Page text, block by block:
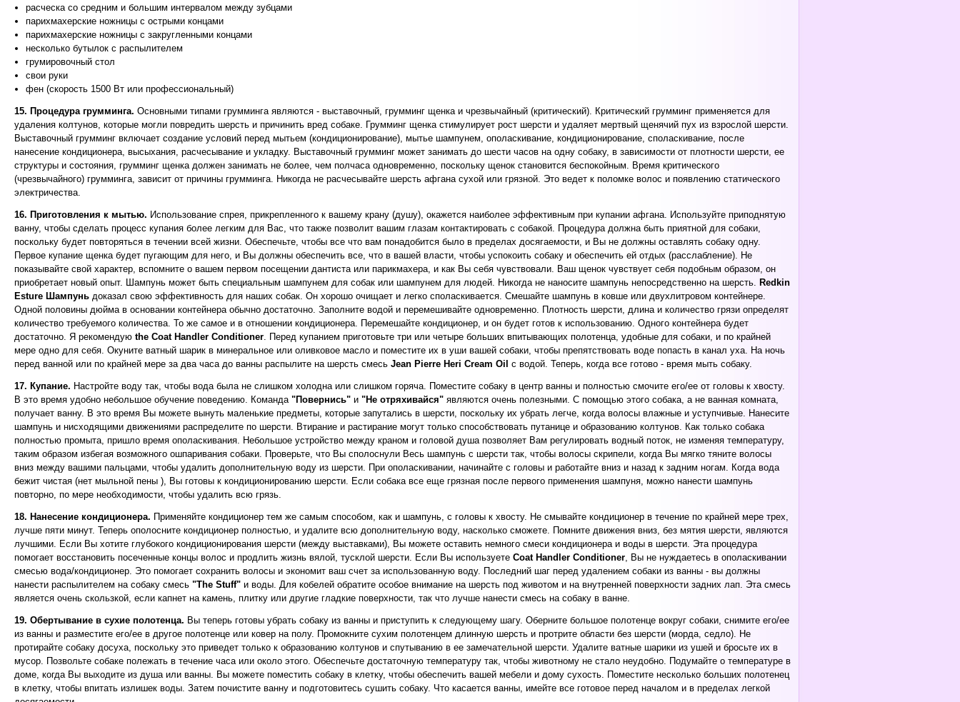
расческа со средним и большим интервалом между зубцами
парихмахерские ножницы с острыми концами
парихмахерские ножницы с закругленными концами
несколько бутылок с распылителем
грумировочный стол
свои руки
фен (скорость 1500 Вт или профессиональный)
15. Процедура грумминга. Основными типами грумминга являются - выставочный, грумминг щенка и чрезвычайный (критический). Критический грумминг применяется для
удаления колтунов, которые могли повредить шерсть и причинить вред собаке. Грумминг щенка стимулирует рост шерсти и удаляет мертвый щенячий пух из взрослой шерсти.
Выставочный грумминг включает создание условий перед мытьем (кондиционирование), мытье шампунем, ополаскивание, кондиционирование, споласкивание, после
нанесение кондиционера, высыхания, расчесывание и укладку. Выставочный грумминг может занимать до шести часов на одну собаку, в зависимости от плотности шерсти, ее
структуры и состояния, грумминг щенка должен занимать не более, чем полчаса одновременно, поскольку щенок становится беспокойным. Время критического
(чрезвычайного) грумминга, зависит от причины грумминга. Никогда не расчесывайте шерсть афгана сухой или грязной. Это ведет к поломке волос и появлению статического
электричества.
16. Приготовления к мытью. Использование спрея, прикрепленного к вашему крану (душу), окажется наиболее эффективным при купании афгана. Используйте приподнятую
ванну, чтобы сделать процесс купания более легким для Вас, что также позволит вашим глазам контактировать с собакой. Процедура должна быть приятной для собаки,
поскольку будет повторяться в течении всей жизни. Обеспечьте, чтобы все что вам понадобится было в пределах досягаемости, и Вы не должны оставлять собаку одну.
Первое купание щенка будет пугающим для него, и Вы должны обеспечить все, что в вашей власти, чтобы успокоить собаку и обеспечить ей отдых (расслабление). Не
показывайте свой характер, вспомните о вашем первом посещении дантиста или парикмахера, и как Вы себя чувствовали. Ваш щенок чувствует себя подобным образом, он
приобретает новый опыт. Шампунь может быть специальным шампунем для собак или шампунем для людей. Никогда не наносите шампунь непосредственно на шерсть. Redkin
Esture Шампунь доказал свою эффективность для наших собак. Он хорошо очищает и легко споласкивается. Смешайте шампунь в ковше или двухлитровом контейнере.
Одной половины дюйма в основании контейнера обычно достаточно. Заполните водой и перемешивайте одновременно. Плотность шерсти, длина и количество грязи определят
количество требуемого количества. То же самое и в отношении кондиционера. Перемешайте кондиционер, и он будет готов к использованию. Одного контейнера будет
достаточно. Я рекомендую the Coat Handler Conditioner. Перед купанием приготовьте три или четыре больших впитывающих полотенца, удобные для собаки, и по крайней
мере одно для себя. Окуните ватный шарик в минеральное или оливковое масло и поместите их в уши вашей собаки, чтобы препятствовать воде попасть в канал уха. На ночь
перед ванной или по крайней мере за два часа до ванны распылите на шерсть смесь Jean Pierre Heri Cream Oil с водой. Теперь, когда все готово - время мыть собаку.
17. Купание. Настройте воду так, чтобы вода была не слишком холодна или слишком горяча. Поместите собаку в центр ванны и полностью смочите его/ее от головы к хвосту.
В это время удобно небольшое обучение поведению. Команда "Повернись" и "Не отряхивайся" являются очень полезными. С помощью этого собака, а не ванная комната,
получает ванну. В это время Вы можете вынуть маленькие предметы, которые запутались в шерсти, поскольку их убрать легче, когда волосы влажные и уступчивые. Нанесите
шампунь и нисходящими движениями распределите по шерсти. Втирание и растирание могут только способствовать путанице и образованию колтунов. Как только собака
полностью промыта, пришло время ополаскивания. Небольшое устройство между краном и головой душа позволяет Вам регулировать водный поток, не изменяя температуру,
таким образом избегая возможного ошпаривания собаки. Проверьте, что Вы сполоснули Весь шампунь с шерсти так, чтобы волосы скрипели, когда Вы мягко тяните волосы
вниз между вашими пальцами, чтобы удалить дополнительную воду из шерсти. При ополаскивании, начинайте с головы и работайте вниз и назад к задним ногам. Когда вода
бежит чистая (нет мыльной пены ), Вы готовы к кондиционированию шерсти. Если собака все еще грязная после первого применения шампуня, можно нанести шампунь
повторно, по мере необходимости, чтобы удалить всю грязь.
18. Нанесение кондиционера. Применяйте кондиционер тем же самым способом, как и шампунь, с головы к хвосту. Не смывайте кондиционер в течение по крайней мере трех,
лучше пяти минут. Теперь ополосните кондиционер полностью, и удалите всю дополнительную воду, насколько сможете. Помните движения вниз, без мятия шерсти, являются
лучшими. Если Вы хотите глубокого кондиционирования шерсти (между выставками), Вы можете оставить немного смеси кондиционера и воды в шерсти. Эта процедура
помогает восстановить посеченные концы волос и продлить жизнь вялой, тусклой шерсти. Если Вы используете Coat Handler Conditioner, Вы не нуждаетесь в ополаскивании
смесью вода/кондиционер. Это помогает сохранить волосы и экономит ваш счет за использованную воду. Последний шаг перед удалением собаки из ванны - вы должны
нанести распылителем на собаку смесь "The Stuff" и воды. Для кобелей обратите особое внимание на шерсть под животом и на внутренней поверхности задних лап. Эта смесь
является очень скользкой, если капнет на камень, плитку или другие гладкие поверхности, так что лучше нанести смесь на собаку в ванне.
19. Обертывание в сухие полотенца. Вы теперь готовы убрать собаку из ванны и приступить к следующему шагу. Оберните большое полотенце вокруг собаки, снимите его/ее
из ванны и разместите его/ее в другое полотенце или ковер на полу. Промокните сухим полотенцем длинную шерсть и протрите области без шерсти (морда, седло). Не
протирайте собаку досуха, поскольку это приведет только к образованию колтунов и спутыванию в ее замечательной шерсти. Удалите ватные шарики из ушей и бросьте их в
мусор. Позвольте собаке полежать в течение часа или около этого. Обеспечьте достаточную температуру так, чтобы животному не стало неудобно. Подумайте о температуре в
доме, когда Вы выходите из душа или ванны. Вы можете поместить собаку в клетку, чтобы обеспечить вашей мебели и дому сухость. Поместите несколько больших полотенец
в клетку, чтобы впитать излишек воды. Затем почистите ванну и подготовитесь сушить собаку. Что касается ванны, имейте все готовое перед началом и в пределах легкой